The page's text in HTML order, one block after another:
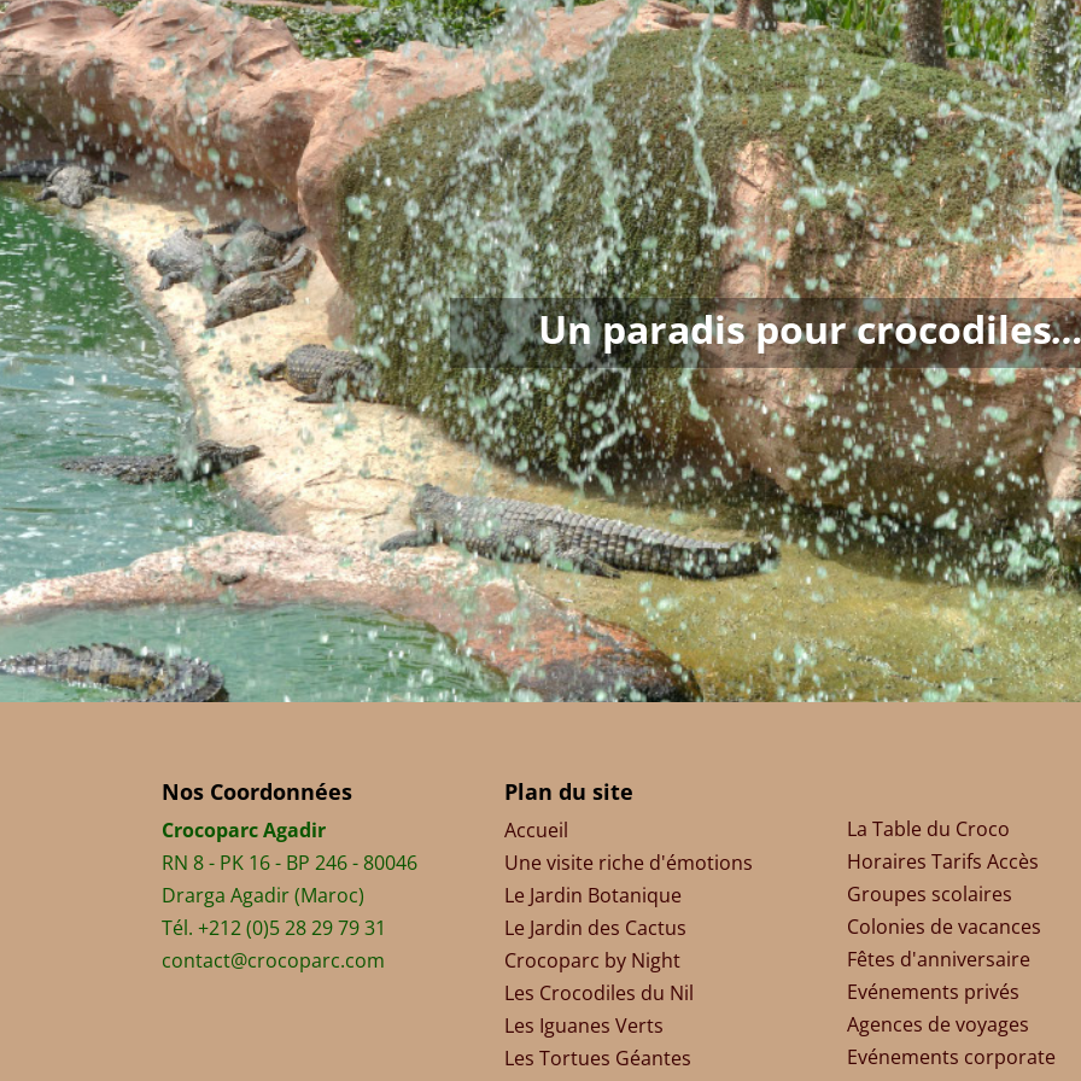
Un paradis pour crocodiles
Nos Coordonnées
Crocoparc Agadir
RN 8 - PK 16 - BP 246 - 80046
Drarga Agadir (Maroc)
Tél. +212 (0)5 28 29 79 31
contact@crocoparc.com
Plan du site
Accueil
Une visite riche d'émotions
Le Jardin Botanique
Le Jardin des Cactus
Crocoparc by Night
Les Crocodiles du Nil
Les Iguanes Verts
Les Tortues Géantes
La Table du Croco
Horaires Tarifs Accès
Groupes scolaires
Colonies de vacances
Fêtes d'anniversaire
Evénements privés
Agences de voyages
Evénements corporate